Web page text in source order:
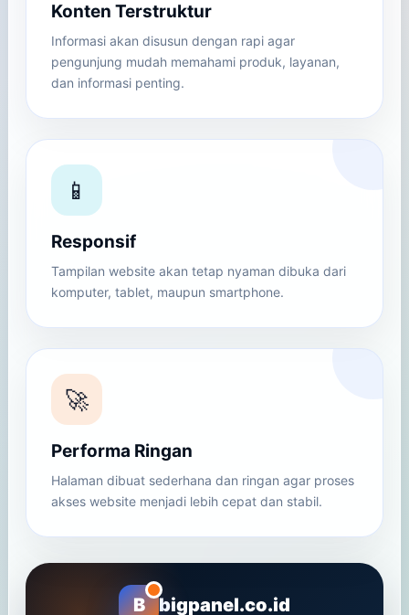
Konten Terstruktur
Informasi akan disusun dengan rapi agar
pengunjung mudah memahami produk, layanan,
dan informasi penting.
📱
Responsif
Tampilan website akan tetap nyaman dibuka dari
komputer, tablet, maupun smartphone.
🚀
Performa Ringan
Halaman dibuat sederhana dan ringan agar proses
akses website menjadi lebih cepat dan stabil.
B bigpanel.co.id